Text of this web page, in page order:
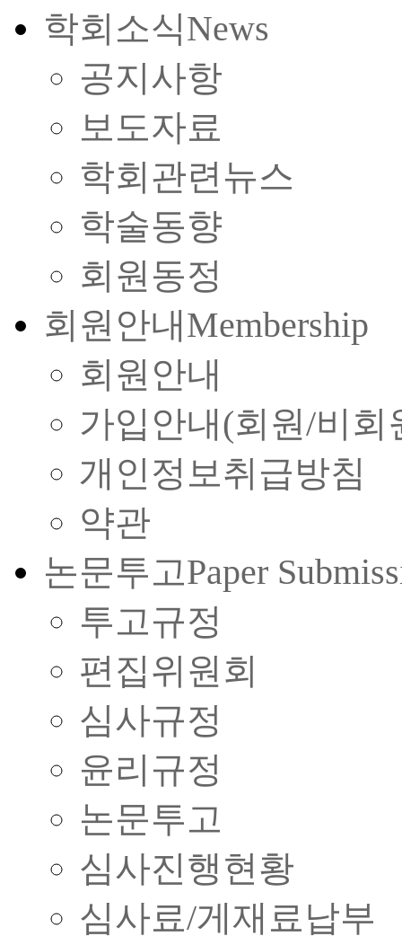
학회소식News
공지사항
보도자료
학회관련뉴스
학술동향
회원동정
회원안내Membership
회원안내
가입안내(회원/비회
개인정보취급방침
약관
논문투고Paper
투고규정
편집위원회
심사규정
윤리규정
논문투고
심사진행현황
심사료/게재료납부